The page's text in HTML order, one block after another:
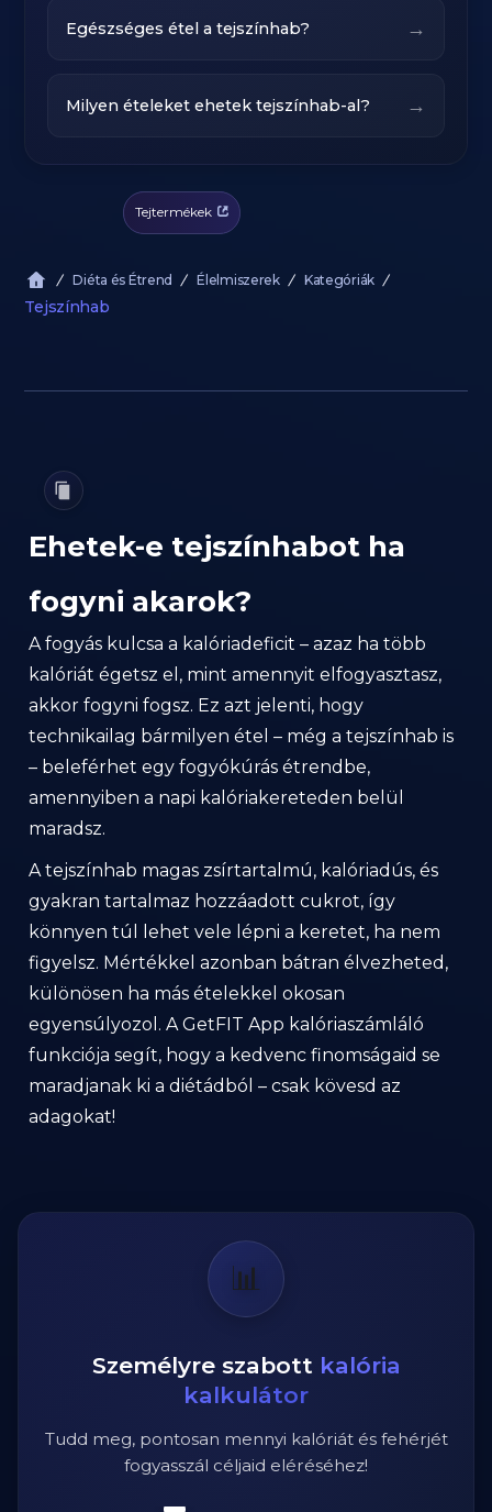
Egészséges étel a tejszínhab? →
Milyen ételeket ehetek tejszínhab-al? →
Tejtermékek
Diéta és Étrend Élelmiszerek Kategóriák
Tejszínhab
Ehetek-e tejszínhabot ha
fogyni akarok?
A fogyás kulcsa a kalóriadeficit – azaz ha több
kalóriát égetsz el, mint amennyit elfogyasztasz,
akkor fogyni fogsz. Ez azt jelenti, hogy
technikailag bármilyen étel – még a tejszínhab is
– beleférhet egy fogyókúrás étrendbe,
amennyiben a napi kalóriakereteden belül
maradsz.
A tejszínhab magas zsírtartalmú, kalóriadús, és
gyakran tartalmaz hozzáadott cukrot, így
könnyen túl lehet vele lépni a keretet, ha nem
figyelsz. Mértékkel azonban bátran élvezheted,
különösen ha más ételekkel okosan
egyensúlyozol. A GetFIT App kalóriaszámláló
funkciója segít, hogy a kedvenc finomságaid se
maradjanak ki a diétádból – csak kövesd az
adagokat!
📊
Személyre szabott kalória
kalkulátor
Tudd meg, pontosan mennyi kalóriát és fehérjét
fogyasszál céljaid eléréséhez!